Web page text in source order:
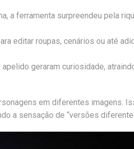
a ferramenta surpreendeu pela
editar roupas, cenários ou até
geraram curiosidade,
em diferentes imagens.
a sensação de “versões